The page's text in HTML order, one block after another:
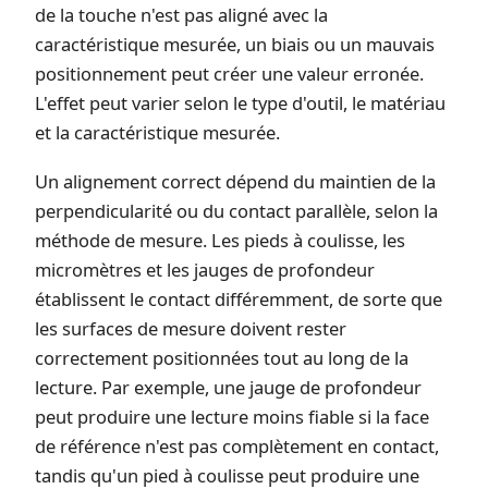
de la touche n'est pas aligné avec la
caractéristique mesurée, un biais ou un mauvais
positionnement peut créer une valeur erronée.
L'effet peut varier selon le type d'outil, le matériau
et la caractéristique mesurée.
Un alignement correct dépend du maintien de la
perpendicularité ou du contact parallèle, selon la
méthode de mesure. Les pieds à coulisse, les
micromètres et les jauges de profondeur
établissent le contact différemment, de sorte que
les surfaces de mesure doivent rester
correctement positionnées tout au long de la
lecture. Par exemple, une jauge de profondeur
peut produire une lecture moins fiable si la face
de référence n'est pas complètement en contact,
tandis qu'un pied à coulisse peut produire une